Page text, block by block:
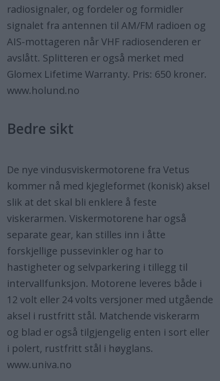
radiosignaler, og fordeler og formidler
signalet fra antennen til AM/FM radioen og
AIS-mottageren når VHF radiosenderen er
avslått. Splitteren er også merket med
Glomex Lifetime Warranty. Pris: 650 kroner.
www.holund.no
Bedre sikt
De nye vindusviskermotorene fra Vetus
kommer nå med kjegleformet (konisk) aksel
slik at det skal bli enklere å feste
viskerarmen. Viskermotorene har også
separate gear, kan stilles inn i åtte
forskjellige pussevinkler og har to
hastigheter og selvparkering i tillegg til
intervallfunksjon. Motorene leveres både i
12 volt eller 24 volts versjoner med utgående
aksel i rustfritt stål. Matchende viskerarm
og blad er også tilgjengelig enten i sort eller
i polert, rustfritt stål i høyglans.
www.univa.no